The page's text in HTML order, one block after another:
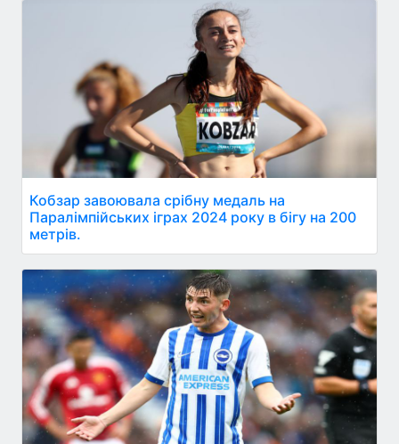
Кобзар завоювала срібну медаль на
Паралімпійських іграх 2024 року в бігу на 200
метрів.